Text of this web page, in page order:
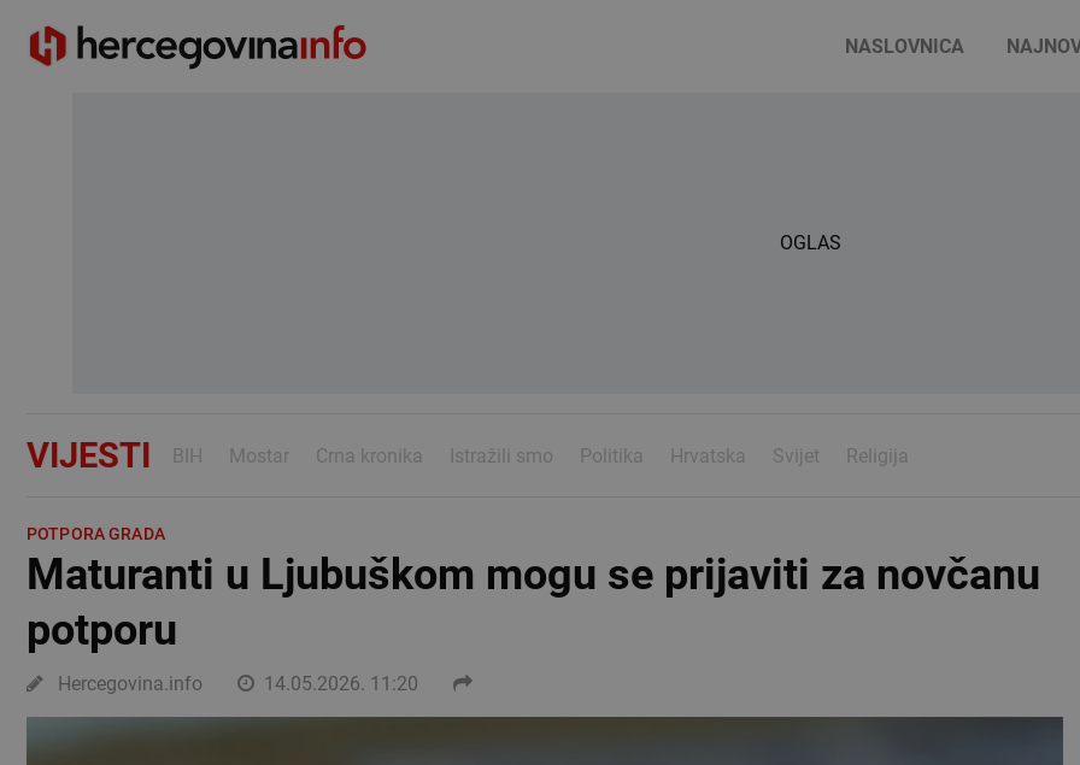
NASLOVNICA
OGLAS
VIJESTI BIH Mostar Crna kronika Istražili smo Politika Hrvatska Svijet Religija
POTPORA GRADA
Maturanti u Ljubuškom mogu se prijaviti za novčanu
potporu
Hercegovina.info 14.05.2026. 11:20